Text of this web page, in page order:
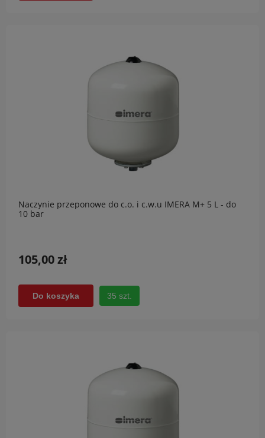
Naczynie przeponowe do c.o. i c.w.u IMERA M+ 5 L - do
10 bar
105,00 zł
Do koszyka 35 szt.